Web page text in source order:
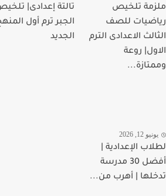
تلخيص
للصف
الاعدادى الترم
روعة
تالتة إعدادى| تلخيص
الجبر ترم أول المنهج
الجديد
12, 2026
الإعدادية |
أفضل 30 مدرسة
| أهرب من...